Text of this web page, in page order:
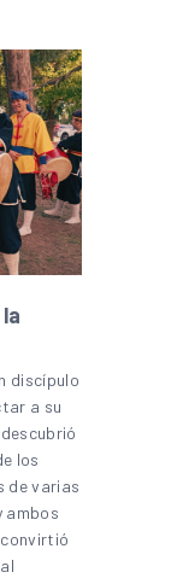
discípulo
a su
los
de varias
ambos